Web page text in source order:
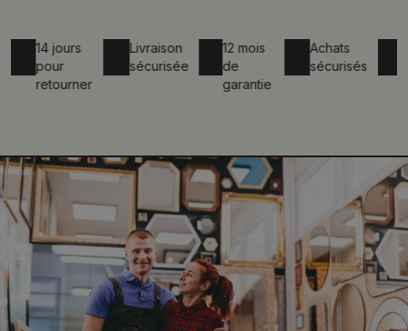
14 jours
pour
retourner
Livraison
sécurisée
12 mois
de
garantie
Achats
sécurisés